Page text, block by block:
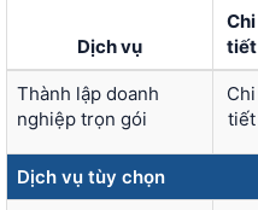
Dịch vụ
Chi
tiết
Thành lập doanh
nghiệp trọn gói
Chi
tiết
Dịch vụ tùy chọn